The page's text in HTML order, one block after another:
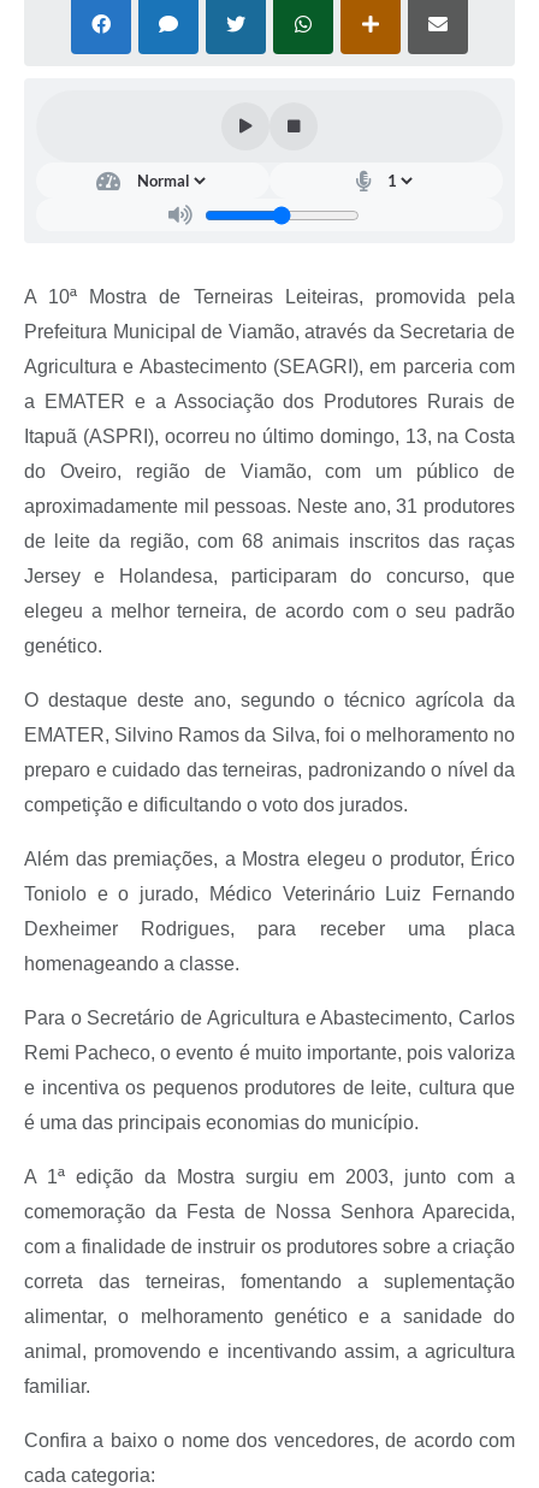
A 10ª Mostra de Terneiras Leiteiras, promovida pela
Prefeitura Municipal de Viamão, através da Secretaria de
Agricultura e Abastecimento (SEAGRI), em parceria com
a EMATER e a Associação dos Produtores Rurais de
Itapuã (ASPRI), ocorreu no último domingo, 13, na Costa
do Oveiro, região de Viamão, com um público de
aproximadamente mil pessoas. Neste ano, 31 produtores
de leite da região, com 68 animais inscritos das raças
Jersey e Holandesa, participaram do concurso, que
elegeu a melhor terneira, de acordo com o seu padrão
genético.
O destaque deste ano, segundo o técnico agrícola da
EMATER, Silvino Ramos da Silva, foi o melhoramento no
preparo e cuidado das terneiras, padronizando o nível da
competição e dificultando o voto dos jurados.
Além das premiações, a Mostra elegeu o produtor, Érico
Toniolo e o jurado, Médico Veterinário Luiz Fernando
Dexheimer Rodrigues, para receber uma placa
homenageando a classe.
Para o Secretário de Agricultura e Abastecimento, Carlos
Remi Pacheco, o evento é muito importante, pois valoriza
e incentiva os pequenos produtores de leite, cultura que
é uma das principais economias do município.
A 1ª edição da Mostra surgiu em 2003, junto com a
comemoração da Festa de Nossa Senhora Aparecida,
com a finalidade de instruir os produtores sobre a criação
correta das terneiras, fomentando a suplementação
alimentar, o melhoramento genético e a sanidade do
animal, promovendo e incentivando assim, a agricultura
familiar.
Confira a baixo o nome dos vencedores, de acordo com
cada categoria: